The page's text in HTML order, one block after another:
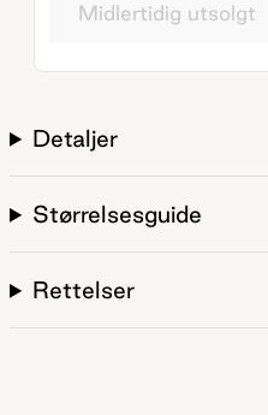
Midlertidig utsolgt
Detaljer
Størrelsesguide
Rettelser